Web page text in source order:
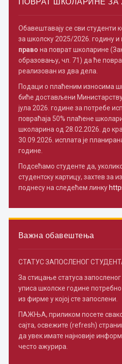
ПОВРАТ ШКОЛАРИНЕ ЗА
Обавештавају се сви студенти
за школску 2025/2026. годину и
право на поврат школарине
образовању, чл. 71) да ће
реализован из два дела.
Подаци о плаћеним износима
биће достављени Министарству
јула 2026. године за потребе
повраћаја 50% плаћене
школарина од 28.02.2026. до
30.09.2026. исплата је
године.
Подсећамо студенте да,
студентску картицу, захтев за
поднесу на следећем линку
Важна обавештења
СТАТУС ЗАПОСЛЕНОГ
За стицање статуса
уписа школске године
из фирме у којој сте запослени.
ПАЖЊА, приликом посете
сајта, освежите (refresh)
да увек имате најновије
често ажурира.